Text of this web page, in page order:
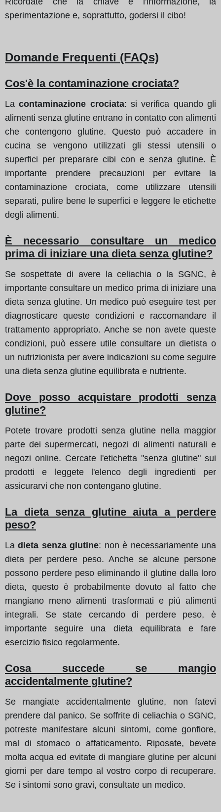
sperimentazione e, soprattutto, godersi il cibo!
Domande Frequenti (FAQs)
Cos'è la contaminazione crociata?
Lacontaminazione crociata: si verifica quando gli
alimenti senza glutine entrano in contatto con alimenti
che contengono glutine. Questo può accadere in
cucina se vengono utilizzati gli stessi utensili o
superfici per preparare cibi con e senza glutine. È
importante prendere precauzioni per evitare la
contaminazione crociata, come utilizzare utensili
separati, pulire bene le superfici e leggere le etichette
degli alimenti.
È necessario consultare un medico
prima di iniziare una dieta senza glutine?
Se sospettate di avere la celiachia o la SGNC, è
importante consultare un medico prima di iniziare una
dieta senza glutine. Un medico può eseguire test per
diagnosticare queste condizioni e raccomandare il
trattamento appropriato. Anche se non avete queste
condizioni, può essere utile consultare un dietista o
un nutrizionista per avere indicazioni su come seguire
una dieta senza glutine equilibrata e nutriente.
Dove posso acquistare prodotti senza
glutine?
Potete trovare prodotti senza glutine nella maggior
parte dei supermercati, negozi di alimenti naturali e
negozi online. Cercate l'etichetta "senza glutine" sui
prodotti e leggete l'elenco degli ingredienti per
assicurarvi che non contengano glutine.
La dieta senza glutine aiuta a perdere
peso?
Ladieta senza glutine: non è necessariamente una
dieta per perdere peso. Anche se alcune persone
possono perdere peso eliminando il glutine dalla loro
dieta, questo è probabilmente dovuto al fatto che
mangiano meno alimenti trasformati e più alimenti
integrali. Se state cercando di perdere peso, è
importante seguire una dieta equilibrata e fare
esercizio fisico regolarmente.
Cosa succede se mangio
accidentalmente glutine?
Se mangiate accidentalmente glutine, non fatevi
prendere dal panico. Se soffrite di celiachia o SGNC,
potreste manifestare alcuni sintomi, come gonfiore,
mal di stomaco o affaticamento. Riposate, bevete
molta acqua ed evitate di mangiare glutine per alcuni
giorni per dare tempo al vostro corpo di recuperare.
Se i sintomi sono gravi, consultate un medico.